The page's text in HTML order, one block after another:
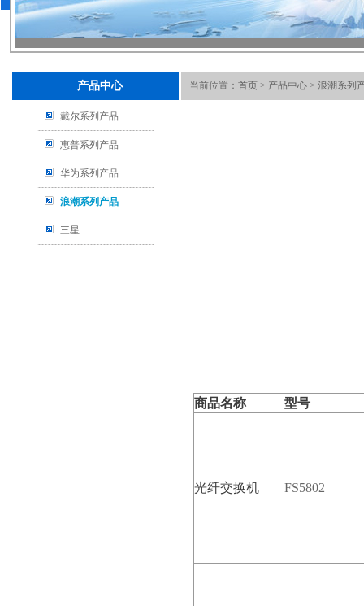
产品中心
戴尔系列产品
惠普系列产品
华为系列产品
浪潮系列产品
三星
当前位置： 首页 > 产品中心 > 浪潮系列
商品名称 型号
光纤交换机 FS5802